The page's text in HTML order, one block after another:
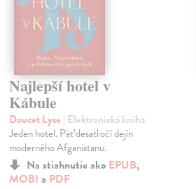
Najlepší hotel v
Kábule
Doucet Lyse | Elektronická kniha
Jeden hotel. Päť desaťročí dejín
moderného Afganistanu.
Na stiahnutie ako EPUB,
MOBI a PDF